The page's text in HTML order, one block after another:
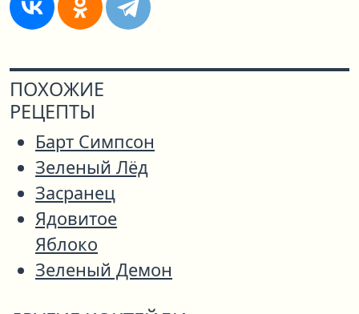
ПОХОЖИЕ
РЕЦЕПТЫ
Барт Симпсон
Зеленый Лёд
Засранец
Ядовитое
Яблоко
Зеленый Демон